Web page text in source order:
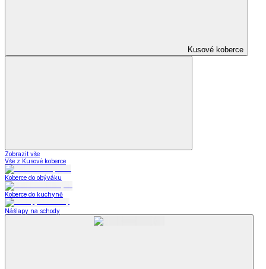
Kusové koberce
Zobrazit vše
Vše z Kusové koberce
Koberce do obýváku
Koberce do kuchyně
Nášlapy na schody